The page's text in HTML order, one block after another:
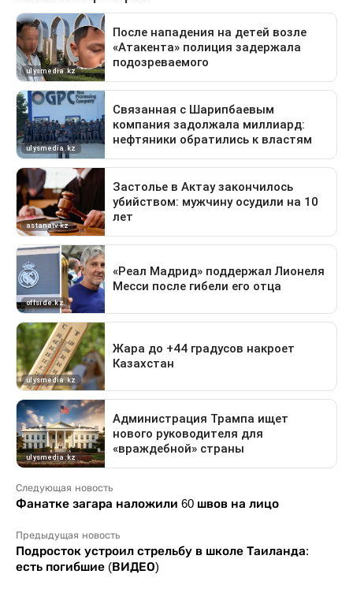
Следующая новость
Фанатке загара наложили 60 швов на лицо
Предыдущая новость
Подросток устроил стрельбу в школе Таиланда:
есть погибшие (ВИДЕО)